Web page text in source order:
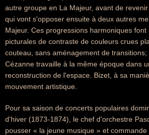
autre groupe en La Majeur, avant de
qui vont s'opposer ensuite à deux autres
Majeur. Ces progressions harmoniques
picturales de contraste de couleurs crues
couteau, sans aménagement de
Cézanne travaille à la même époque dans
reconstruction de l'espace. Bizet, à sa
mouvement artistique.
Pour sa saison de concerts populaires
d'hiver (1873-1874), le chef d'orchestre
pousser « la jeune musique » et